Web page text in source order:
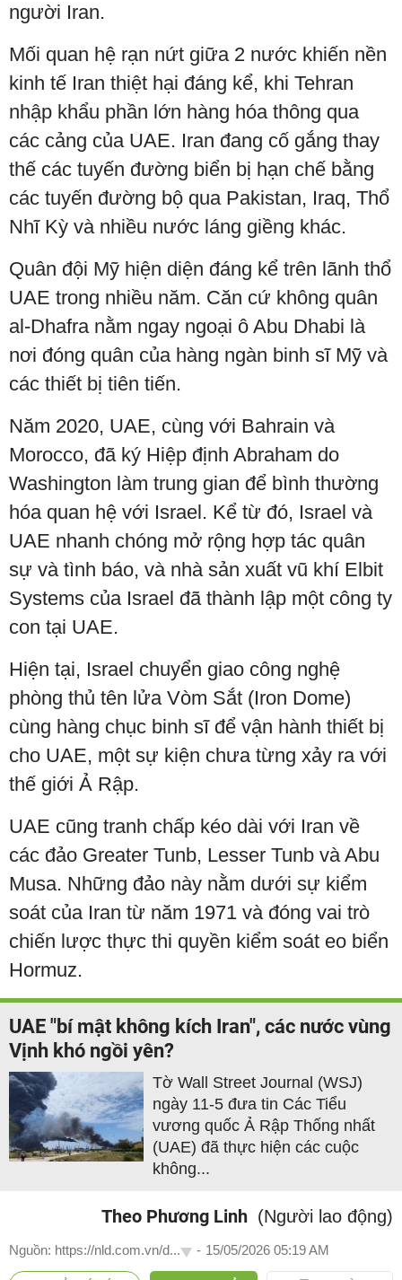
người Iran.
Mối quan hệ rạn nứt giữa 2 nước khiến nền
kinh tế Iran thiệt hại đáng kể, khi Tehran
nhập khẩu phần lớn hàng hóa thông qua
các cảng của UAE. Iran đang cố gắng thay
thế các tuyến đường biển bị hạn chế bằng
các tuyến đường bộ qua Pakistan, Iraq, Thổ
Nhĩ Kỳ và nhiều nước láng giềng khác.
Quân đội Mỹ hiện diện đáng kể trên lãnh thổ
UAE trong nhiều năm. Căn cứ không quân
al-Dhafra nằm ngay ngoại ô Abu Dhabi là
nơi đóng quân của hàng ngàn binh sĩ Mỹ và
các thiết bị tiên tiến.
Năm 2020, UAE, cùng với Bahrain và
Morocco, đã ký Hiệp định Abraham do
Washington làm trung gian để bình thường
hóa quan hệ với Israel. Kể từ đó, Israel và
UAE nhanh chóng mở rộng hợp tác quân
sự và tình báo, và nhà sản xuất vũ khí Elbit
Systems của Israel đã thành lập một công ty
con tại UAE.
Hiện tại, Israel chuyển giao công nghệ
phòng thủ tên lửa Vòm Sắt (Iron Dome)
cùng hàng chục binh sĩ để vận hành thiết bị
cho UAE, một sự kiện chưa từng xảy ra với
thế giới Ả Rập.
UAE cũng tranh chấp kéo dài với Iran về
các đảo Greater Tunb, Lesser Tunb và Abu
Musa. Những đảo này nằm dưới sự kiểm
soát của Iran từ năm 1971 và đóng vai trò
chiến lược thực thi quyền kiểm soát eo biển
Hormuz.
UAE "bí mật không kích Iran", các nước vùng
Vịnh khó ngồi yên?
Tờ Wall Street Journal (WSJ)
ngày 11-5 đưa tin Các Tiểu
vương quốc Ả Rập Thống nhất
(UAE) đã thực hiện các cuộc
không...
Theo Phương Linh (Người lao động)
Nguồn: https://nld.com.vn/d... - 15/05/2026 05:19 AM